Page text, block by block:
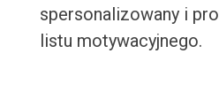
spersonalizowany i
listu motywacyjnego.